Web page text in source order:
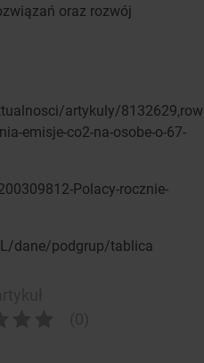
oraz rozwój
artykuly/
emisje-co2-na-osobe-o-67-
Polacy-rocznie-
dane/podgrup/tablica